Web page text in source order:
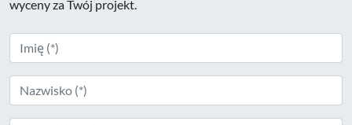
wyceny za Twój projekt.